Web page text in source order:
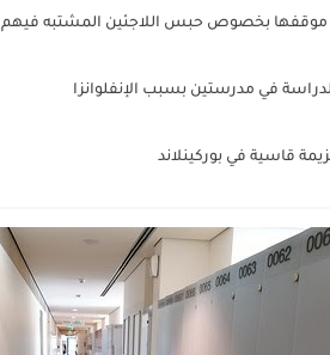
موقفها بخصوص حبس اللاجئين المشتبه فيهم
في مدرستين بسبب الإنفلوانزا
قاسية في بوركينلاند